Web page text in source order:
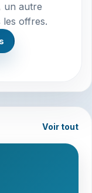
un autre
offres.
Voir tout